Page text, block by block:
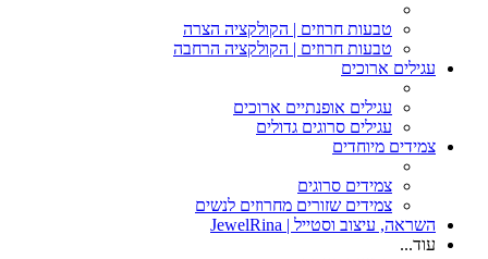
טבעות חרוזים | הקולקציה הצרה
טבעות חרוזים | הקולקציה הרחבה
עגילים ארוכים
עגילים אופנתיים ארוכים
עגילים סרוגים גדולים
צמידים מיוחדים
צמידים סרוגים
צמידים שזורים מחרוזים לנשים
השראה, עיצוב וסטייל | JewelRina
עוד...